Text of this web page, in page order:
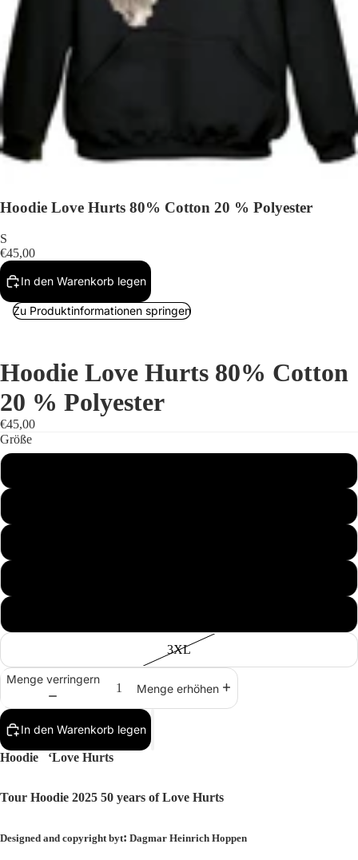
Hoodie Love Hurts 80% Cotton 20 % Polyester
S
€45,00
In den Warenkorb legen
Zu Produktinformationen springen
im
Hoodie Love Hurts 80% Cotton
20 % Polyester
€45,00
Größe
3XL
Menge verringern
Menge erhöhen
In den Warenkorb legen
Hoodie ‘Love Hurts
Tour Hoodie 2025 50 years of Love Hurts
Designed and copyright byt: Dagmar Heinrich Hoppen